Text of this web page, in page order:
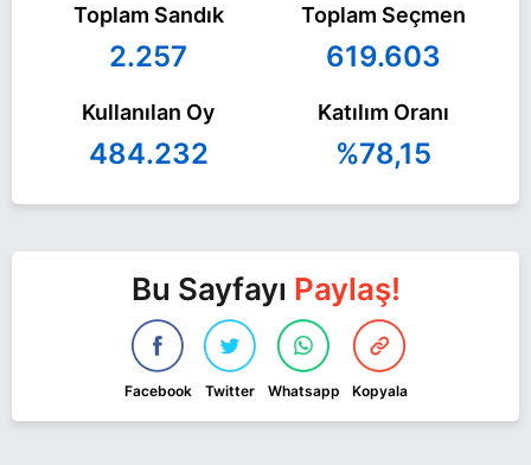
Toplam Sandık
2.257
Toplam Seçmen
619.603
Kullanılan Oy
484.232
Katılım Oranı
%78,15
Bu Sayfayı Paylaş!
Facebook Twitter Whatsapp Kopyala